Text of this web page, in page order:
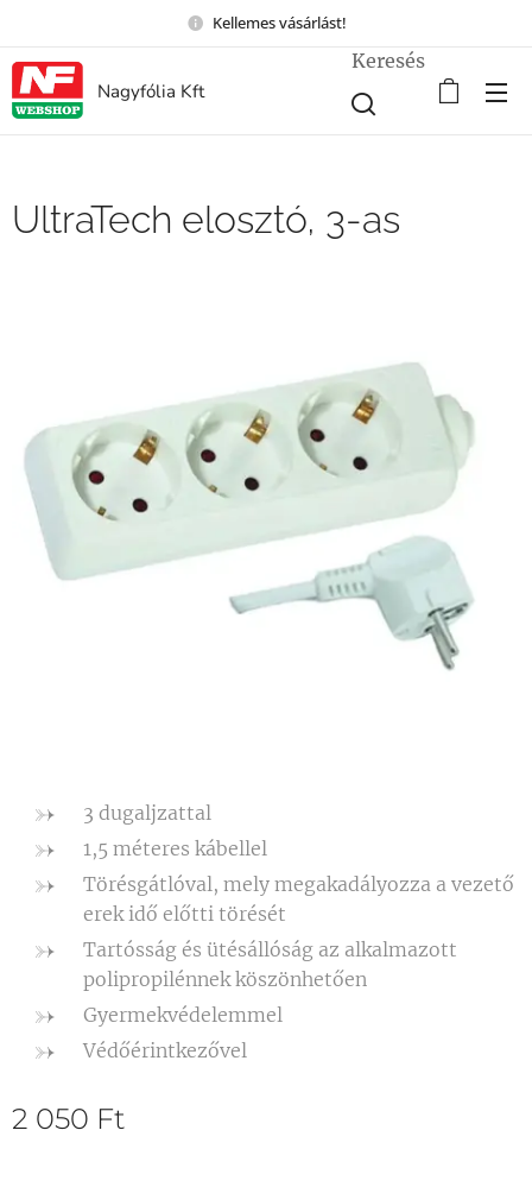
Kellemes vásárlást!
Nagyfólia Kft
Keresés
UltraTech elosztó, 3-as
3 dugaljzattal
1,5 méteres kábellel
Törésgátlóval, mely megakadályozza a vezető
erek idő előtti törését
Tartósság és ütésállóság az alkalmazott
polipropilénnek köszönhetően
Gyermekvédelemmel
Védőérintkezővel
2 050 Ft